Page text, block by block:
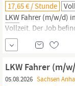
17,65 € / Stunde
LKW Fahrer (m/w/d)
Vollzeit. Der Job
Stunde. Ihr
GVP-Tarifwerk
LKW Fahrer (m/
05.08.2026 Sachsen